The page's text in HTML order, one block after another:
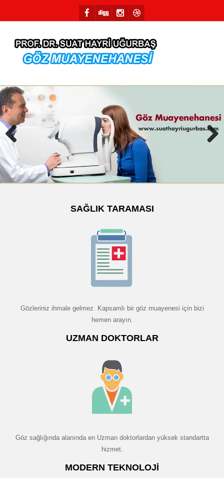
Previous
SAĞLIK TARAMASI
Gözleriniz ihmale gelmez. Kapsamlı bir göz muayenesi için bizi
hemen arayın.
UZMAN DOKTORLAR
Göz sağlığında alanında en Uzman doktorlardan yüksek standartta
hizmet.
MODERN TEKNOLOJI